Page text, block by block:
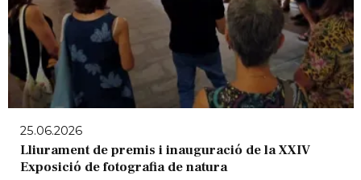
25.06.2026
Lliurament de premis i inauguració de la XXIV
Exposició de fotografia de natura